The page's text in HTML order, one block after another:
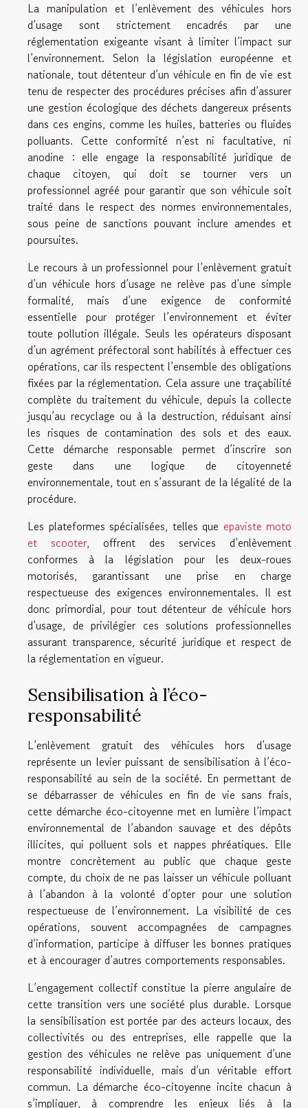
La manipulation et l’enlèvement des véhicules hors
d’usage sont strictement encadrés par une
réglementation exigeante visant à limiter l’impact sur
l’environnement. Selon la législation européenne et
nationale, tout détenteur d’un véhicule en fin de vie est
tenu de respecter des procédures précises afin d’assurer
une gestion écologique des déchets dangereux présents
dans ces engins, comme les huiles, batteries ou fluides
polluants. Cette conformité n’est ni facultative, ni
anodine : elle engage la responsabilité juridique de
chaque citoyen, qui doit se tourner vers un
professionnel agréé pour garantir que son véhicule soit
traité dans le respect des normes environnementales,
sous peine de sanctions pouvant inclure amendes et
poursuites.
Le recours à un professionnel pour l’enlèvement gratuit
d’un véhicule hors d’usage ne relève pas d’une simple
formalité, mais d’une exigence de conformité
essentielle pour protéger l’environnement et éviter
toute pollution illégale. Seuls les opérateurs disposant
d’un agrément préfectoral sont habilités à effectuer ces
opérations, car ils respectent l’ensemble des obligations
fixées par la réglementation. Cela assure une traçabilité
complète du traitement du véhicule, depuis la collecte
jusqu’au recyclage ou à la destruction, réduisant ainsi
les risques de contamination des sols et des eaux.
Cette démarche responsable permet d’inscrire son
geste dans une logique de citoyenneté
environnementale, tout en s’assurant de la légalité de la
procédure.
Les plateformes spécialisées, telles que epaviste moto
et scooter, offrent des services d’enlèvement
conformes à la législation pour les deux-roues
motorisés, garantissant une prise en charge
respectueuse des exigences environnementales. Il est
donc primordial, pour tout détenteur de véhicule hors
d’usage, de privilégier ces solutions professionnelles
assurant transparence, sécurité juridique et respect de
la réglementation en vigueur.
Sensibilisation à l’éco-
responsabilité
L’enlèvement gratuit des véhicules hors d’usage
représente un levier puissant de sensibilisation à l’éco-
responsabilité au sein de la société. En permettant de
se débarrasser de véhicules en fin de vie sans frais,
cette démarche éco-citoyenne met en lumière l’impact
environnemental de l’abandon sauvage et des dépôts
illicites, qui polluent sols et nappes phréatiques. Elle
montre concrètement au public que chaque geste
compte, du choix de ne pas laisser un véhicule polluant
à l’abandon à la volonté d’opter pour une solution
respectueuse de l’environnement. La visibilité de ces
opérations, souvent accompagnées de campagnes
d’information, participe à diffuser les bonnes pratiques
et à encourager d’autres comportements responsables.
L’engagement collectif constitue la pierre angulaire de
cette transition vers une société plus durable. Lorsque
la sensibilisation est portée par des acteurs locaux, des
collectivités ou des entreprises, elle rappelle que la
gestion des véhicules ne relève pas uniquement d’une
responsabilité individuelle, mais d’un véritable effort
commun. La démarche éco-citoyenne incite chacun à
s’impliquer, à comprendre les enjeux liés à la